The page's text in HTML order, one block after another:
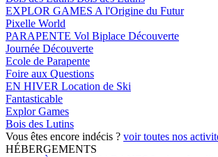
EXPLOR GAMES A l'Origine du Futur
Pixelle World
PARAPENTE Vol Biplace Découverte
Journée Découverte
Ecole de Parapente
Foire aux Questions
EN HIVER Location de Ski
Fantasticable
Explor Games
Bois des Lutins
Vous êtes encore indécis ? voir toutes nos
HÉBERGEMENTS